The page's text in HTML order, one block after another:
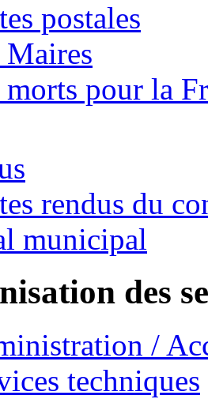
postales
Maires
morts pour la
rendus du
municipal
des
/
techniques